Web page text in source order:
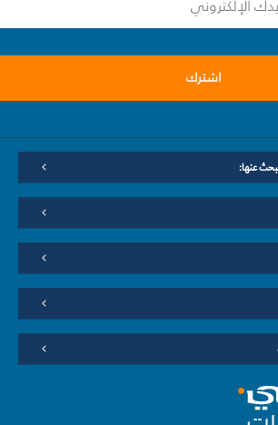
اشترك
عنها: